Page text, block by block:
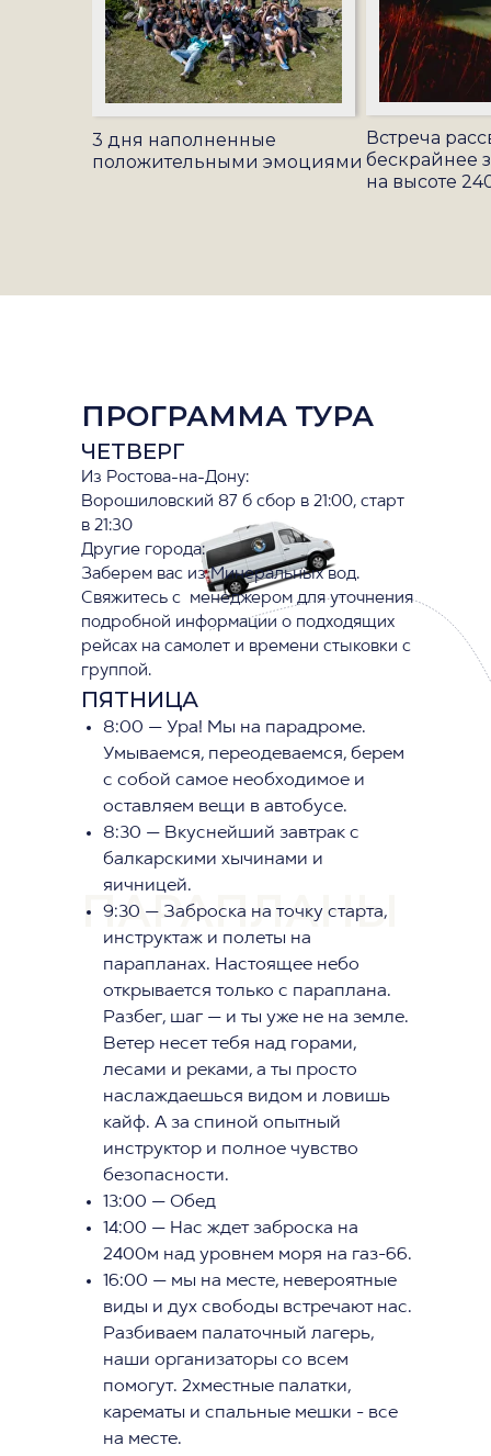
3 дня наполненные
положительными эмоциями
Встреча
бескрайнее
на высоте
ПАРАПЛАНЫ
ПРОГРАММА ТУРА
ЧЕТВЕРГ
Из Ростова-на-Дону:
Ворошиловский 87 б сбор в 21:00, старт
в 21:30
Другие города:
Заберем вас из Минеральных вод.
Свяжитесь с менеджером для уточнения
подробной информации о подходящих
рейсах на самолет и времени стыковки с
группой.
ПЯТНИЦА
8:00 — Ура! Мы на парадроме.
Умываемся, переодеваемся, берем
с собой самое необходимое и
оставляем вещи в автобусе.
8:30 — Вкуснейший завтрак с
балкарскими хычинами и
яичницей.
9:30 — Заброска на точку старта,
инструктаж и полеты на
парапланах. Настоящее небо
открывается только с параплана.
Разбег, шаг — и ты уже не на земле.
Ветер несет тебя над горами,
лесами и реками, а ты просто
наслаждаешься видом и ловишь
кайф. А за спиной опытный
инструктор и полное чувство
безопасности.
13:00 — Обед
14:00 — Нас ждет заброска на
2400м над уровнем моря на газ-66.
16:00 — мы на месте, невероятные
виды и дух свободы встречают нас.
Разбиваем палаточный лагерь,
наши организаторы со всем
помогут. 2хместные палатки,
карематы и спальные мешки - все
на месте.